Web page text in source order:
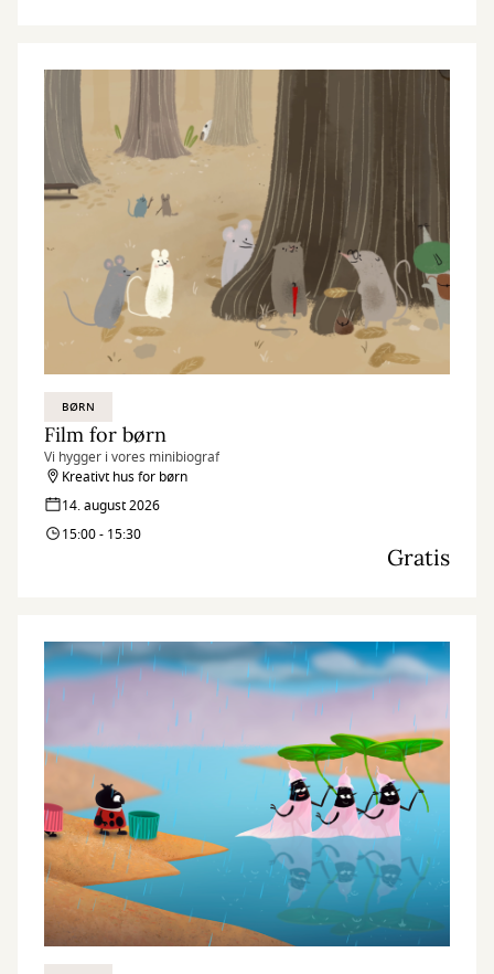
BØRN
Film for børn
Vi hygger i vores minibiograf
Kreativt hus for børn
14. august 2026
15:00 - 15:30
Gratis